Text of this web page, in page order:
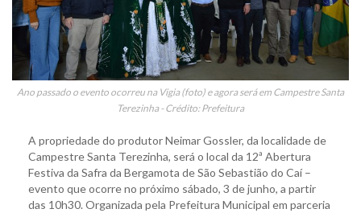
Ano passado o evento ocorreu na Vigia (foto) e agora será em Campestre Santa
Terezinha - Crédito: Prefeitura
A propriedade do produtor Neimar Gossler, da localidade de
Campestre Santa Terezinha, será o local da 12ª Abertura
Festiva da Safra da Bergamota de São Sebastião do Caí –
evento que ocorre no próximo sábado, 3 de junho, a partir
das 10h30. Organizada pela Prefeitura Municipal em parceria